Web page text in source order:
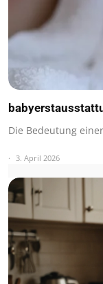
Die Bedeutung
3. April 2026